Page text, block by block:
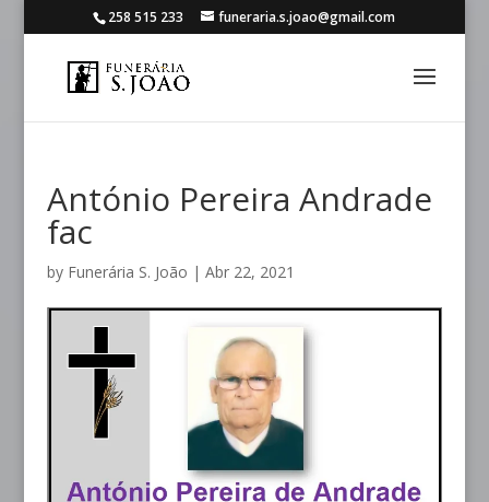
258 515 233 funeraria.s.joao@gmail.com
António Pereira Andrade
fac
by Funerária S. João | Abr 22, 2021